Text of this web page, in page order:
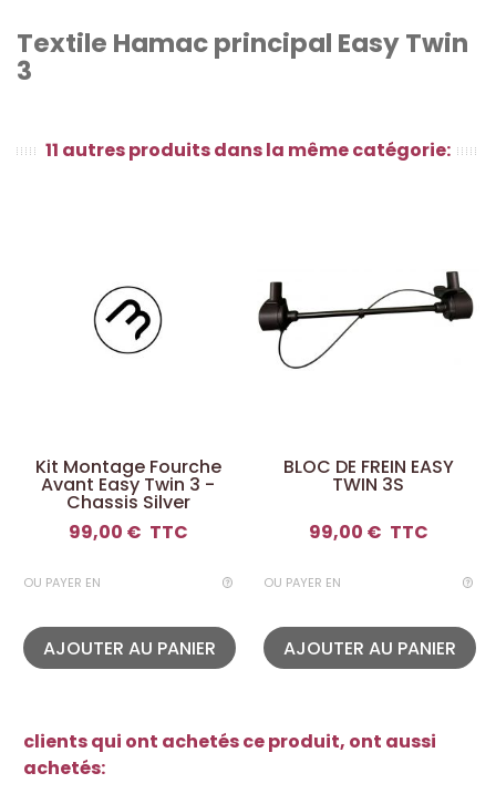
Textile Hamac principal Easy Twin
3
11 autres produits dans la même catégorie:
Kit Montage Fourche
Avant Easy Twin 3 -
Chassis Silver
99,00 € TTC
OU PAYER EN
AJOUTER AU PANIER
BLOC DE FREIN EASY
TWIN 3S
99,00 € TTC
OU PAYER EN
AJOUTER AU PANIER
clients qui ont achetés ce produit, ont aussi
achetés: